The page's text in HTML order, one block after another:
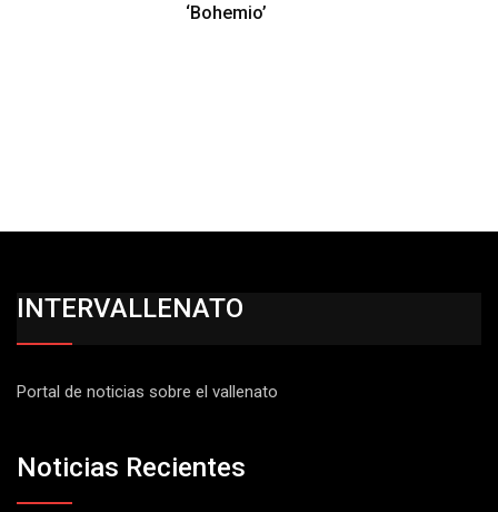
‘Bohemio’
INTERVALLENATO
Portal de noticias sobre el vallenato
Noticias Recientes